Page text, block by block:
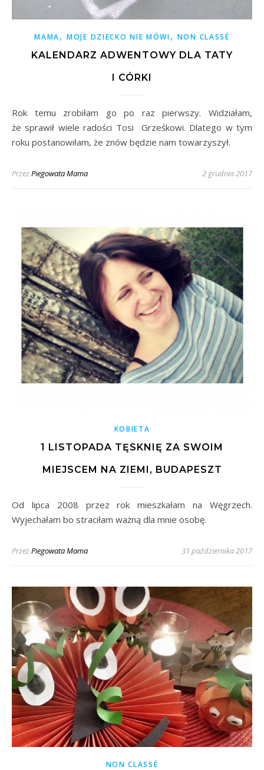
MAMA,MOJE DZIECKO NIE MÓWI, NON CLASSÉ
KALENDARZ ADWENTOWY DLA TATY
I CÓRKI
Rok temu zrobiłam go po raz pierwszy. Widziałam,
że sprawił wiele radości Tosi Grześkowi. Dlatego w tym
roku postanowiłam, że znów będzie nam towarzyszył.
PrzezPiegowata Mama 2 grudnia 2017
KOBIETA
1 LISTOPADA TĘSKNIĘ ZA SWOIM
MIEJSCEM NA ZIEMI, BUDAPESZT
Od lipca 2008 przez rok mieszkałam na Węgrzech.
Wyjechałam bo straciłam ważną dla mnie osobę.
PrzezPiegowata Mama 31 października 2017
NON CLASSÉ